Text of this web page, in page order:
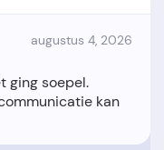
augustus 4, 2026
ging soepel.
kan